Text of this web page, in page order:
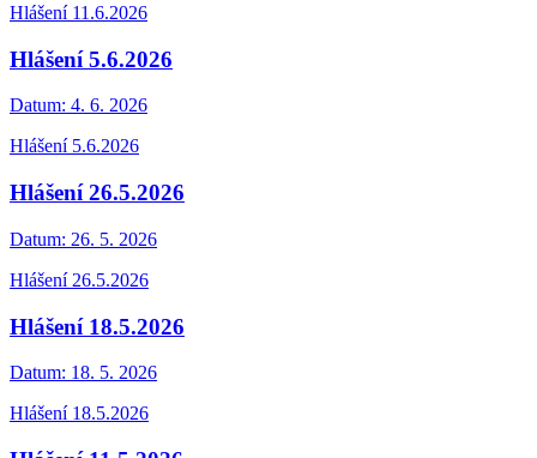
Hlášení 11.6.2026
Hlášení 5.6.2026
Datum: 4. 6. 2026
Hlášení 5.6.2026
Hlášení 26.5.2026
Datum: 26. 5. 2026
Hlášení 26.5.2026
Hlášení 18.5.2026
Datum: 18. 5. 2026
Hlášení 18.5.2026